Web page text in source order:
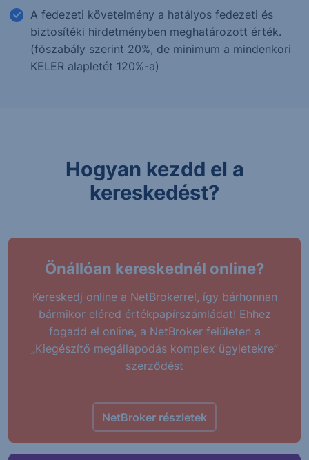
A fedezeti követelmény a hatályos fedezeti és
biztosítéki hirdetményben meghatározott érték.
(főszabály szerint 20%, de minimum a mindenkori
KELER alapletét 120%-a)
Hogyan kezdd el a
kereskedést?
Önállóan kereskednél online?
Kereskedj online a NetBrokerrel, így bárhonnan
bármikor eléred értékpapírszámládat! Ehhez
fogadd el online, a NetBroker felületen a
„Kiegészítő megállapodás komplex ügyletekre”
szerződést
NetBroker részletek